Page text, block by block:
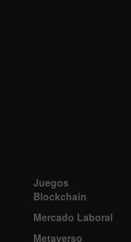
Juegos
Blockchain
Mercado Laboral
Metaverso